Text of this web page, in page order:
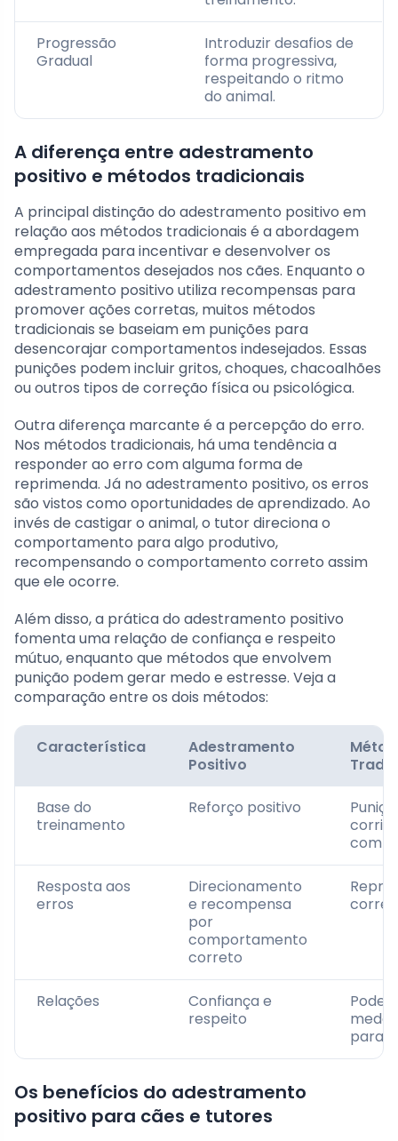
Progressão
Gradual
Introduzir desafios de
forma progressiva,
respeitando o ritmo
do animal.
A diferença entre adestramento
positivo e métodos tradicionais
A principal distinção do adestramento positivo em
relação aos métodos tradicionais é a abordagem
empregada para incentivar e desenvolver os
comportamentos desejados nos cães. Enquanto o
adestramento positivo utiliza recompensas para
promover ações corretas, muitos métodos
tradicionais se baseiam em punições para
desencorajar comportamentos indesejados. Essas
punições podem incluir gritos, choques, chacoalhões
ou outros tipos de correção física ou psicológica.
Outra diferença marcante é a percepção do erro.
Nos métodos tradicionais, há uma tendência a
responder ao erro com alguma forma de
reprimenda. Já no adestramento positivo, os erros
são vistos como oportunidades de aprendizado. Ao
invés de castigar o animal, o tutor direciona o
comportamento para algo produtivo,
recompensando o comportamento correto assim
que ele ocorre.
Além disso, a prática do adestramento positivo
fomenta uma relação de confiança e respeito
mútuo, enquanto que métodos que envolvem
punição podem gerar medo e estresse. Veja a
comparação entre os dois métodos:
Característica
Adestramento
Positivo
Base do
treinamento
Reforço positivo
Resposta aos
erros
Direcionamento
e recompensa
por
comportamento
correto
Relações
Confiança e
respeito
Pode
medo
para
Os benefícios do adestramento
positivo para cães e tutores